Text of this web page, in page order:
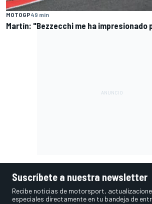
MOTOGP49 min
Martín: "Bezzecchi me ha impresionado
Suscríbete a nuestra newsletter
Recibe noticias de motorsport,
especiales directamente en tu bandeja de